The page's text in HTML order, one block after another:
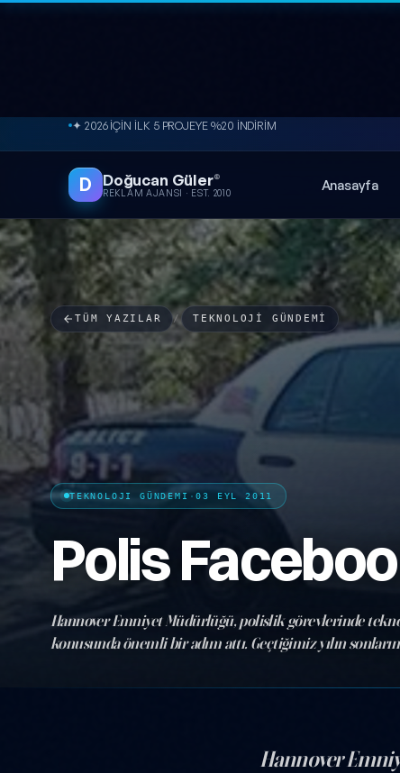
İçeriğe atla● ÜCRETSİZ SİTE ANALİZİ
D Doğucan Güler®
REKLAM AJANSI · EST. 2010
Anasayfa
TÜM YAZILAR / TEKNOLOJI GÜNDEMI
TEKNOLOJI GÜNDEMI ·03 EYL 2011
Polis
Hannover Emniyet Müdürlüğü, polislik görevlerinde
konusunda önemli bir adım attı. Geçtiğimiz yılın
vakalarının…
Hannover